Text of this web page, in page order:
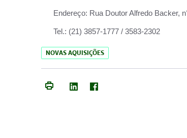
Endereço: Rua Doutor Alfredo Backer,
Tel.: (21) 3857-1777 / 3583-2302
NOVAS AQUISIÇÕES